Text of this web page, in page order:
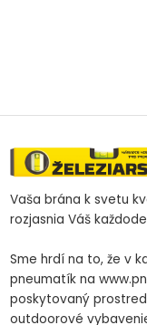
Vaša brána k svetu
rozjasnia Váš
Sme hrdí na to, že v
pneumatík na
poskytovaný
outdoorové